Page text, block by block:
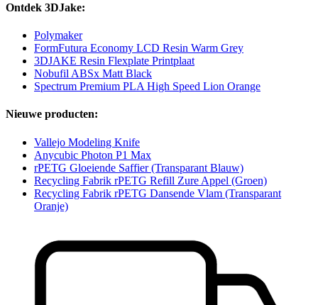
Ontdek 3DJake:
Polymaker
FormFutura Economy LCD Resin Warm Grey
3DJAKE Resin Flexplate Printplaat
Nobufil ABSx Matt Black
Spectrum Premium PLA High Speed Lion Orange
Nieuwe producten:
Vallejo Modeling Knife
Anycubic Photon P1 Max
rPETG Gloeiende Saffier (Transparant Blauw)
Recycling Fabrik rPETG Refill Zure Appel (Groen)
Recycling Fabrik rPETG Dansende Vlam (Transparant
Oranje)